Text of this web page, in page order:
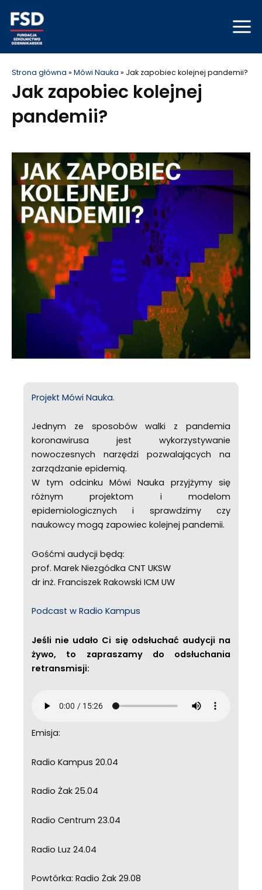
content
Strona główna » Mówi Nauka » Jak zapobiec kolejnej pandemii?
Jak zapobiec kolejnej
pandemii?
Projekt Mówi Nauka.
Jednym ze sposobów walki z pandemia
koronawirusa jest wykorzystywanie
nowoczesnych narzędzi pozwalających na
zarządzanie epidemią.
W tym odcinku Mówi Nauka przyjżymy się
różnym projektom i modelom
epidemiologicznych i sprawdzimy czy
naukowcy mogą zapowiec kolejnej pandemii.
Gośćmi audycji będą:
prof. Marek Niezgódka CNT UKSW
dr inż. Franciszek Rakowski ICM UW
Podcast w Radio Kampus
Jeśli nie udało Ci się odsłuchać audycji na
żywo, to zapraszamy do odsłuchania
retransmisji:
Emisja:
Radio Kampus 20.04
Radio Żak 25.04
Radio Centrum 23.04
Radio Luz 24.04
Powtórka: Radio Żak 29.08